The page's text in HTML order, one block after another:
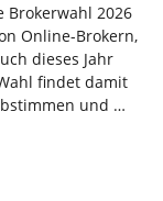
Brokerwahl 2026
Online-Brokern,
dieses Jahr
findet damit
und …